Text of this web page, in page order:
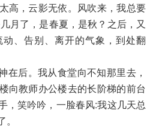
高，云影无依。风吹来，我总要
月了，是春夏，是秋？之后，又
、告别、离开的气象，到处翻
后。我从食堂向不知那里去，
向教师办公楼去的长阶梯的前台
，笑吟吟，一脸春风:我这几天总